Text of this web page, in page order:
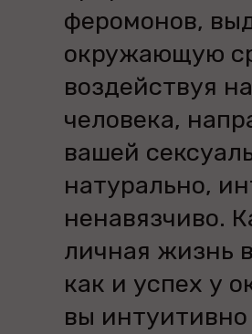
феромонов,
окружающую
воздействуя
человека,
вашей
натурально,
ненавязчиво.
личная жизнь
как и успех у
вы